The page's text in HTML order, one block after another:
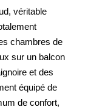
véritable
chambres de
sur un balcon
et des
équipé de
de confort,